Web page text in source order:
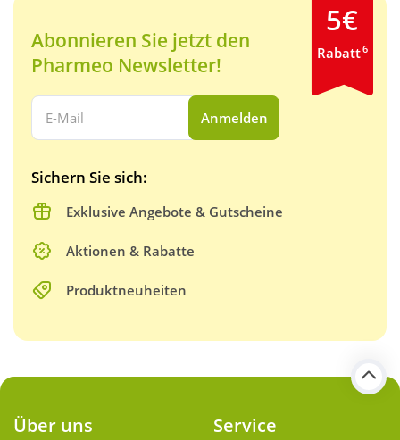
Abonnieren Sie jetzt den
Pharmeo Newsletter!
Ihre E-Mail Adresse:
Anmelden
Sichern Sie sich:
Exklusive Angebote & Gutscheine
Aktionen & Rabatte
Produktneuheiten
5€
Rabatt6
Über uns Service